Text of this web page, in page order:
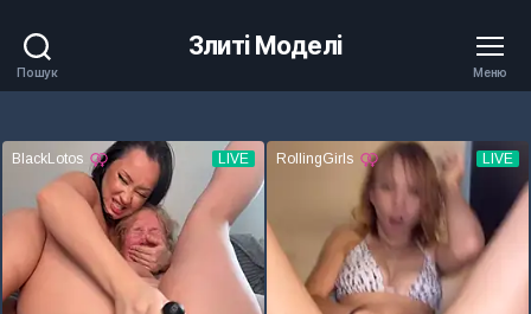
Пошук
Злиті Моделі
Меню